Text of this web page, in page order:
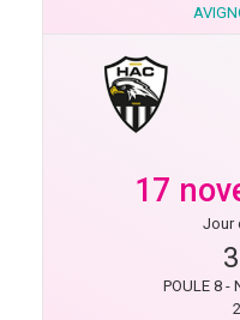
17
Jour
POULE 8 -